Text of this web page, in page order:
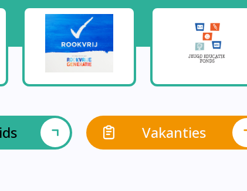
Vakanties